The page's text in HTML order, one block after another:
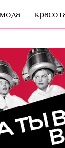
мода